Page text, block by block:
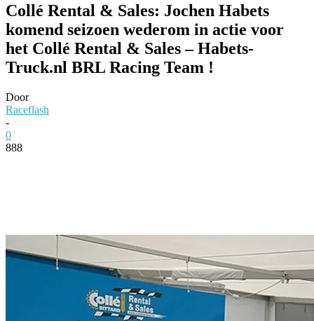
Collé Rental & Sales: Jochen Habets
komend seizoen wederom in actie voor
het Collé Rental & Sales – Habets-
Truck.nl BRL Racing Team !
Door
Raceflash
-
0
888